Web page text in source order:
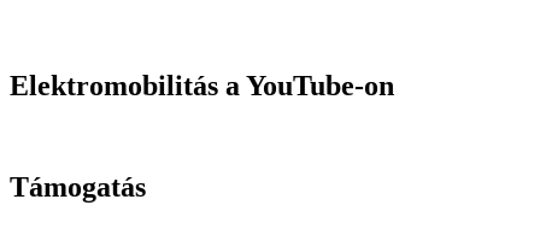
Elektromobilitás a YouTube-on
Támogatás